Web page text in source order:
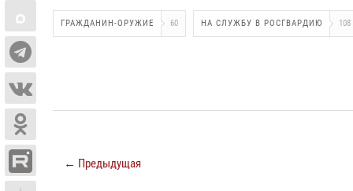
ГРАЖДАНИН-ОРУЖИЕ 60 НА СЛУЖБУ В РОСГВАРДИЮ 108
← Предыдущая